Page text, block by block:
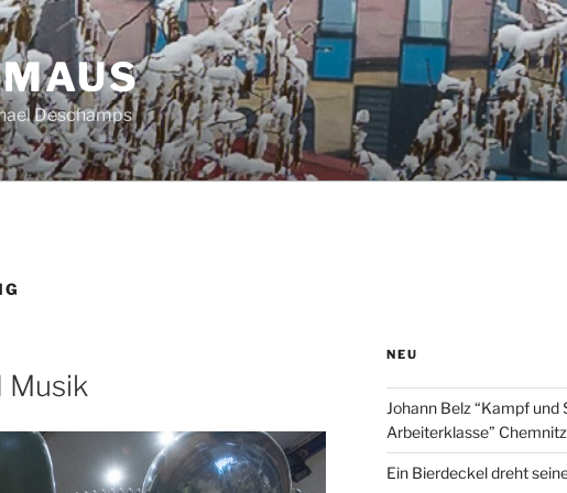
Deschamps
Musik
NEU
Johann Belz “Kampf
Arbeiterklasse” Chemnitz
Ein Bierdeckel dreht